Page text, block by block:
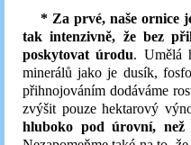
* Za prvé, naše ornice
tak intenzivně, že bez
poskytovat úrodu. Umělá
minerálů jako je dusík,
přihnojováním dodáváme
zvýšit pouze hektarový
hluboko pod úrovní,